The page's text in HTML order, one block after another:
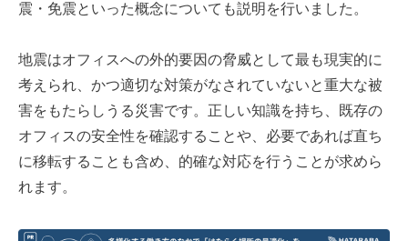
震・免震といった概念についても説明を行いました。
地震はオフィスへの外的要因の脅威として最も現実的に
考えられ、かつ適切な対策がなされていないと重大な被
害をもたらしうる災害です。正しい知識を持ち、既存の
オフィスの安全性を確認することや、必要であれば直ち
に移転することも含め、的確な対応を行うことが求めら
れます。